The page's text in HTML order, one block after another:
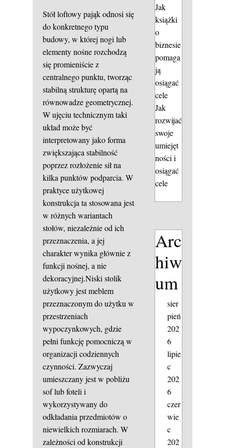
Stół loftowy pająk odnosi się
do konkretnego typu
budowy, w której nogi lub
elementy nośne rozchodzą
się promieniście z
centralnego punktu, tworząc
stabilną strukturę opartą na
równowadze geometrycznej.
W ujęciu technicznym taki
układ może być
interpretowany jako forma
zwiększająca stabilność
poprzez rozłożenie sił na
kilka punktów podparcia. W
praktyce użytkowej
konstrukcja ta stosowana jest
w różnych wariantach
stołów, niezależnie od ich
przeznaczenia, a jej
charakter wynika głównie z
funkcji nośnej, a nie
dekoracyjnej.Niski stolik
użytkowy jest meblem
przeznaczonym do użytku w
przestrzeniach
wypoczynkowych, gdzie
pełni funkcję pomocniczą w
organizacji codziennych
czynności. Zazwyczaj
umieszczany jest w pobliżu
sof lub foteli i
wykorzystywany do
odkładania przedmiotów o
niewielkich rozmiarach. W
zależności od konstrukcji
Jak
książki
o
biznesie
pomaga
ją
osiągać
cele
Jak
rozwijać
swoje
umiejęt
ności i
osiągać
cele
Arc
hiw
um
sier
pień
202
6
lipie
c
202
6
czer
wie
c
202